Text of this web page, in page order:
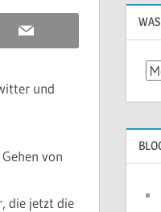
Email
und
von
die jetzt die